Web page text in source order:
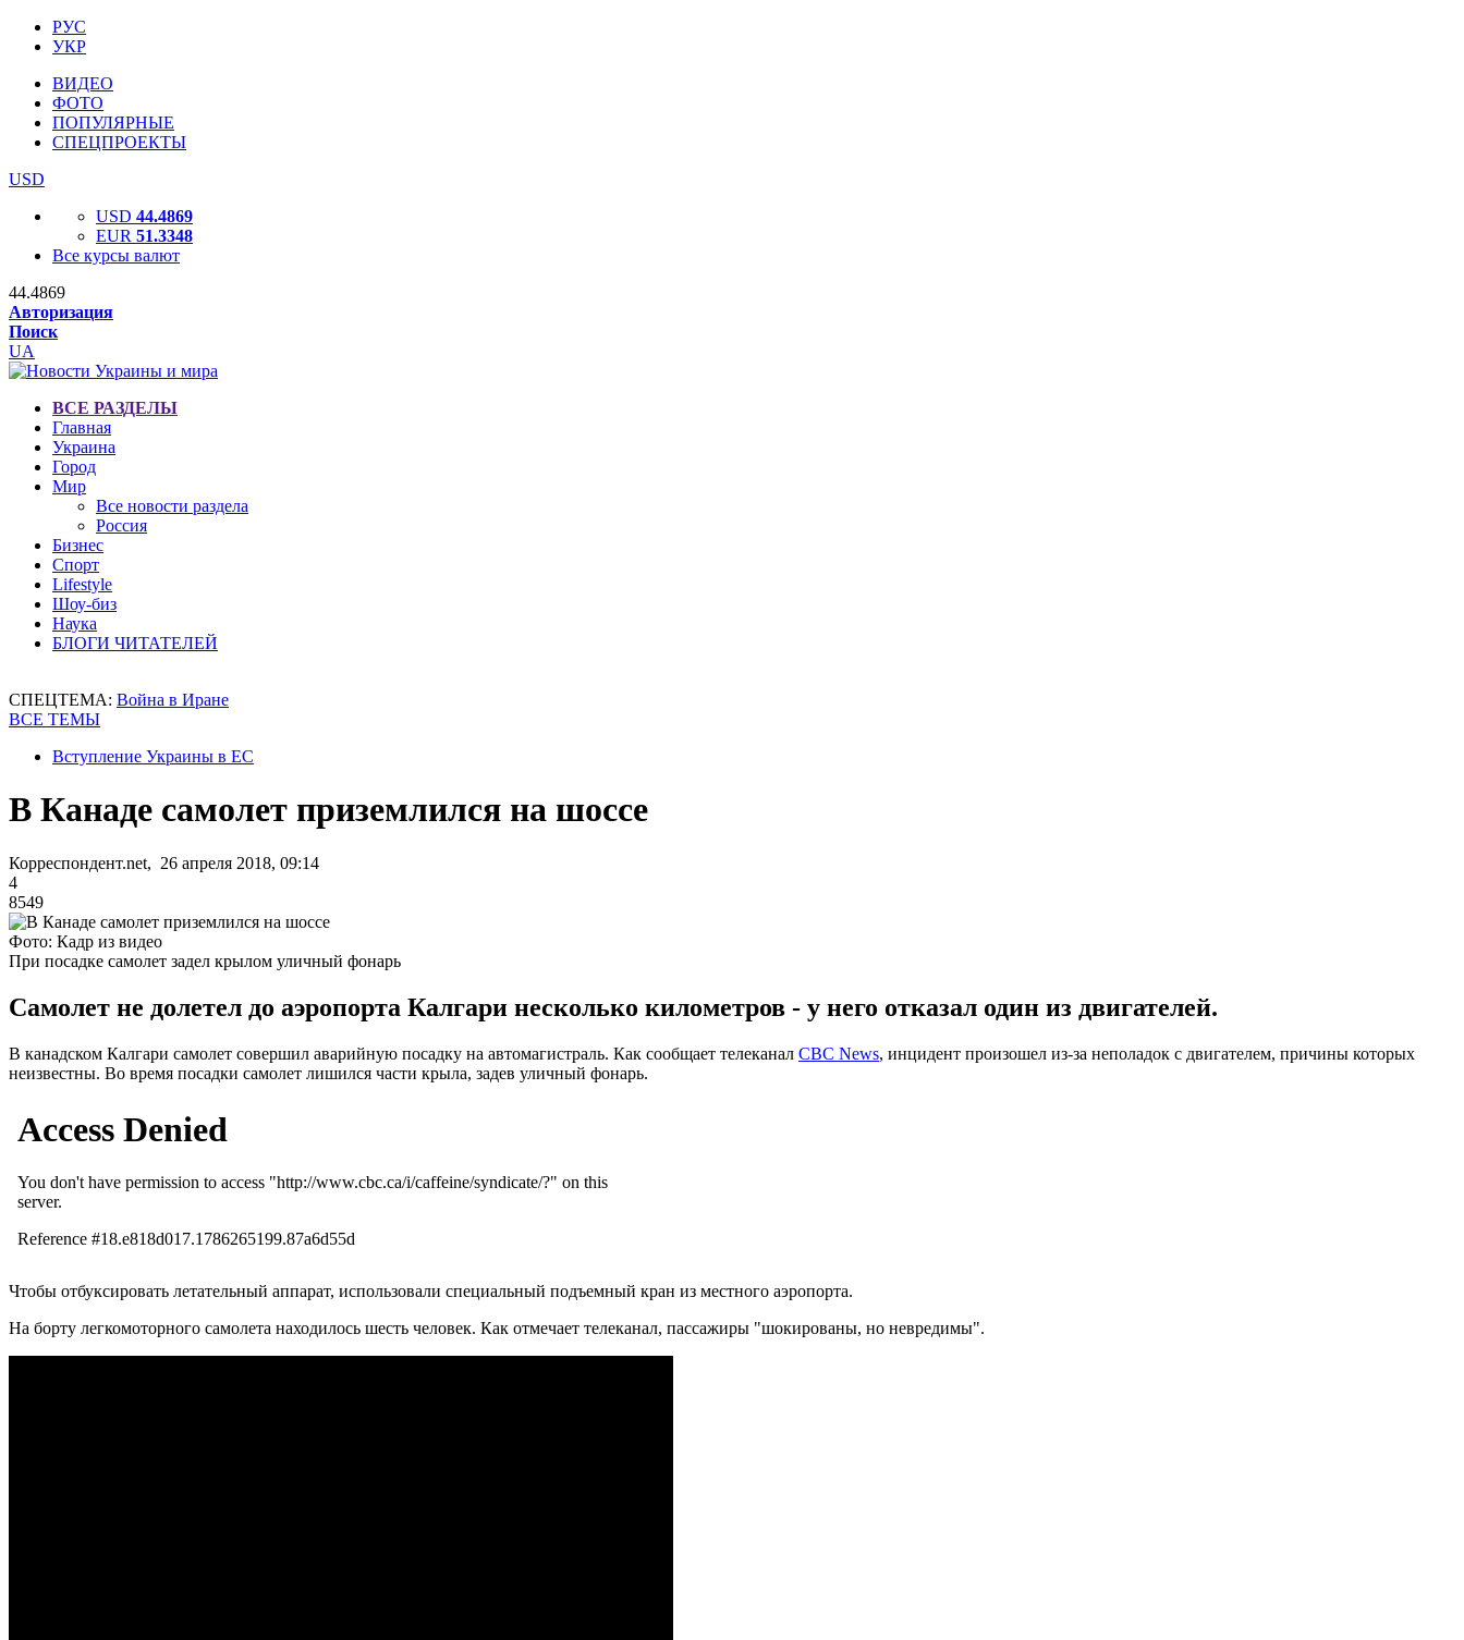
РУС
УКР
ВИДЕО
ФОТО
ПОПУЛЯРНЫЕ
СПЕЦПРОЕКТЫ
USD
USD 44.4869
EUR 51.3348
Все курсы валют
44.4869
Авторизация
Поиск
UA
ВСЕ РАЗДЕЛЫ
Главная
Украина
Город
Мир
Все новости раздела
Россия
Бизнес
Спорт
Lifestyle
Шоу-биз
Наука
БЛОГИ ЧИТАТЕЛЕЙ
СПЕЦТЕМА: Война в Иране
ВСЕ ТЕМЫ
Вступление Украины в ЕС
В Канаде самолет приземлился на шоссе
Корреспондент.net, 26 апреля 2018, 09:14
4
8549
Фото: Кадр из видео
При посадке самолет задел крылом уличный фонарь
Самолет не долетел до аэропорта Калгари несколько километров - у него отказал один из двигателей.
В канадском Калгари самолет совершил аварийную посадку на автомагистраль. Как сообщает телеканал CBC News, инцидент произошел из-за неполадок с двигателем, причины которых
неизвестны. Во время посадки самолет лишился части крыла, задев уличный фонарь.
Чтобы отбуксировать летательный аппарат, использовали специальный подъемный кран из местного аэропорта.
На борту легкомоторного самолета находилось шесть человек. Как отмечает телеканал, пассажиры "шокированы, но невредимы".